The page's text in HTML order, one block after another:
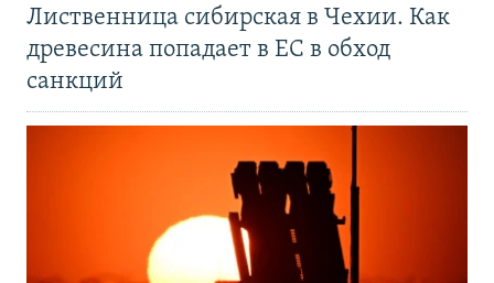
Лиственница сибирская в Чехии. Как
древесина попадает в ЕС в обход
санкций